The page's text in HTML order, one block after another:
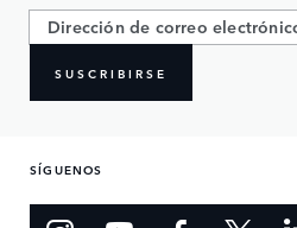
SUSCRIBIRSE
SÍGUENOS